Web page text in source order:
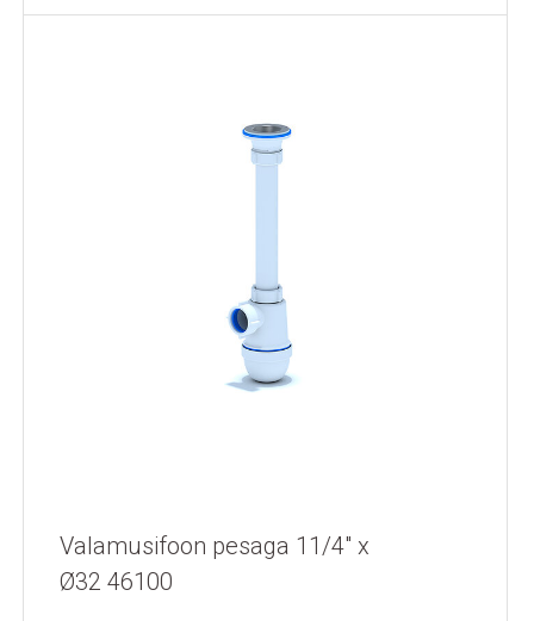
Valamusifoon pesaga 11/4" x
Ø32 46100